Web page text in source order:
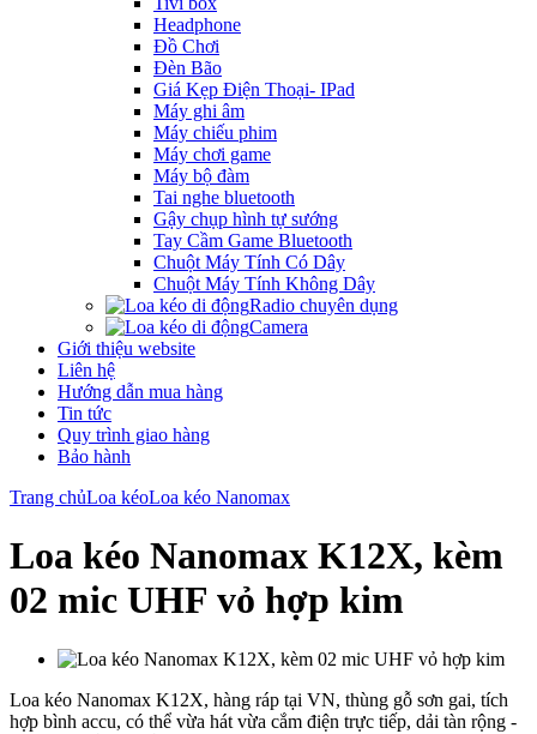
Headphone
Đồ Chơi
Đèn Bão
Giá Kẹp Điện Thoại- IPad
Máy ghi âm
Máy chiếu phim
Máy chơi game
Máy bộ đàm
Tai nghe bluetooth
Gậy chụp hình tự sướng
Tay Cầm Game Bluetooth
Chuột Máy Tính Có Dây
Chuột Máy Tính Không Dây
Radio chuyên dụng
Camera
Giới thiệu website
Liên hệ
Hướng dẫn mua hàng
Tin tức
Quy trình giao hàng
Bảo hành
Trang chủLoa kéoLoa kéo Nanomax
Loa kéo Nanomax K12X, kèm
02 mic UHF vỏ hợp kim
Loa kéo Nanomax K12X, hàng ráp tại VN, thùng gỗ sơn gai, tích
hợp bình accu, có thể vừa hát vừa cắm điện trực tiếp, dải tàn rộng -